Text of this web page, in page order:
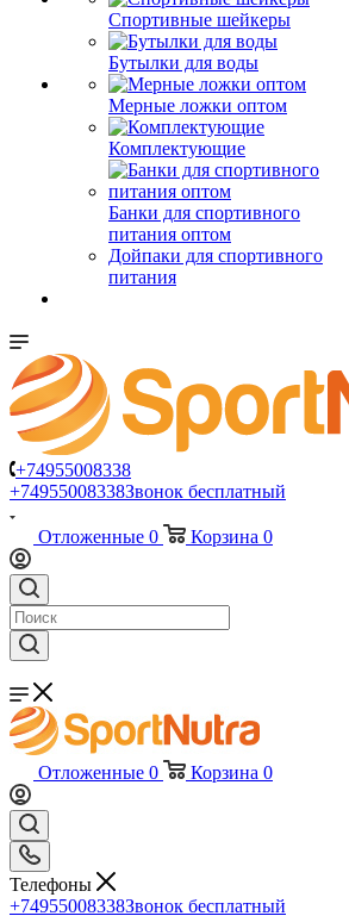
Спортивные шейкеры
Бутылки для воды
Мерные ложки оптом
Комплектующие
Банки для спортивного
питания оптом
Дойпаки для спортивного
питания
+74955008338
+74955008338Звонок бесплатный
Отложенные 0 Корзина 0
Отложенные 0 Корзина 0
Телефоны
+74955008338Звонок бесплатный